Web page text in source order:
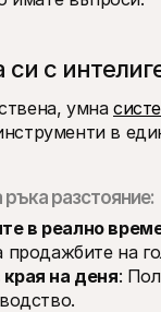
си с
умна
в
разстояние:
в реално
продажбите на
на деня: